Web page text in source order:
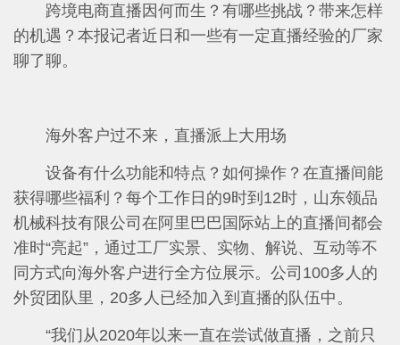
跨境电商直播因何而生？有哪些挑战？带来怎样
的机遇？本报记者近日和一些有一定直播经验的厂家
聊了聊。
海外客户过不来，直播派上大用场
设备有什么功能和特点？如何操作？在直播间能
获得哪些福利？每个工作日的9时到12时，山东领品
机械科技有限公司在阿里巴巴国际站上的直播间都会
准时“亮起”，通过工厂实景、实物、解说、互动等不
同方式向海外客户进行全方位展示。公司100多人的
外贸团队里，20多人已经加入到直播的队伍中。
“我们从2020年以来一直在尝试做直播，之前只